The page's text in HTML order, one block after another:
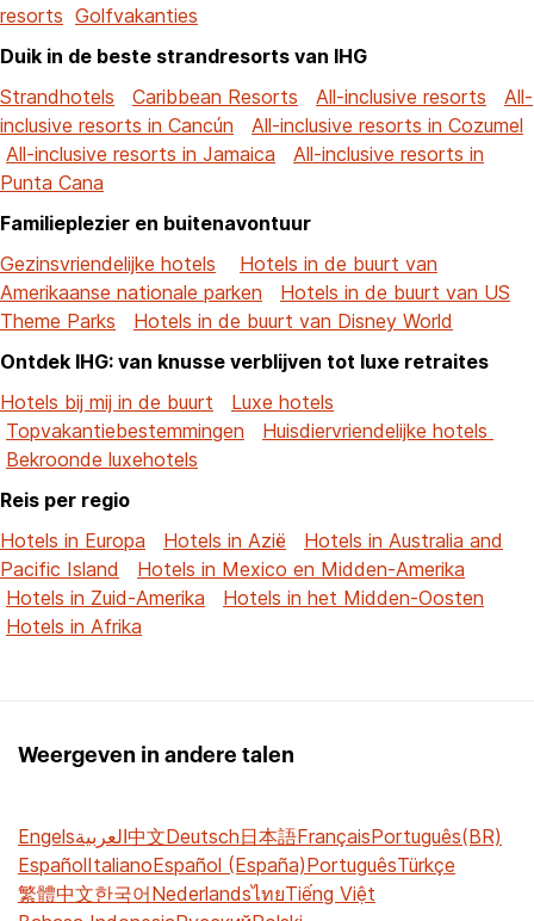
resorts Golfvakanties
Duik in de beste strandresorts van IHG
Strandhotels
Caribbean Resorts All-inclusive resorts
All-
inclusive resorts in Cancún
All-inclusive resorts in Cozumel
All-inclusive resorts in Jamaica
All-inclusive resorts in
Punta Cana
Familieplezier en buitenavontuur
Gezinsvriendelijke hotels
Hotels in de buurt van
Amerikaanse nationale parken
Hotels in de buurt van US
Theme Parks
Hotels in de buurt van Disney World
Ontdek IHG: van knusse verblijven tot luxe retraites
Hotels bij mij in de buurt
Luxe hotels
Topvakantiebestemmingen
Huisdiervriendelijke hotels
Bekroonde luxehotels
Reis per regio
Hotels in Europa
Hotels in Azië
Hotels in Australia and
Pacific Island
Hotels in Mexico en Midden-Amerika
Hotels in Zuid-Amerika
Hotels in het Midden-Oosten
Hotels in Afrika
Weergeven in andere talen
Engelsالعربية中文Deutsch日本語FrançaisPortuguês(BR)
EspañolItalianoEspañol (España)PortuguêsTürkçe
繁體中文한국어NederlandsไทยTiếng Việt